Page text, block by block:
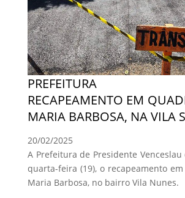
PREFEITURA
RECAPEAMENTO EM
MARIA BARBOSA, NA VILA
20/02/2025
A Prefeitura de Presidente
quarta-feira (19), o recapeamento
Maria Barbosa, no bairro Vila Nunes.